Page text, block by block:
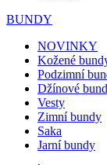
BUNDY
NOVINKY
Kožené
Podzimní
Džínové
Vesty
Zimní bundy
Saka
Jarní bundy